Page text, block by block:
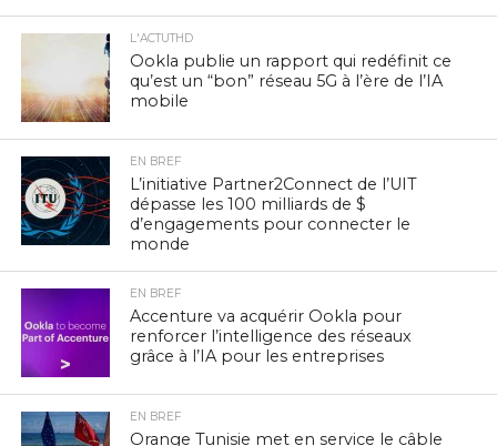
L'ACTUTHD
Ookla publie un rapport qui redéfinit ce
qu’est un “bon” réseau 5G à l’ère de l’IA
mobile
EN BREF
L’initiative Partner2Connect de l’UIT
dépasse les 100 milliards de $
d’engagements pour connecter le
monde
EN BREF
Accenture va acquérir Ookla pour
renforcer l’intelligence des réseaux
grâce à l’IA pour les entreprises
EN BREF
Orange Tunisie met en service le câble